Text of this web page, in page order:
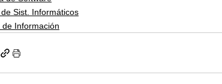
Sist. Informáticos
de Información